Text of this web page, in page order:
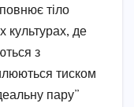
тіло
культурах, де
з
тиском
пару”